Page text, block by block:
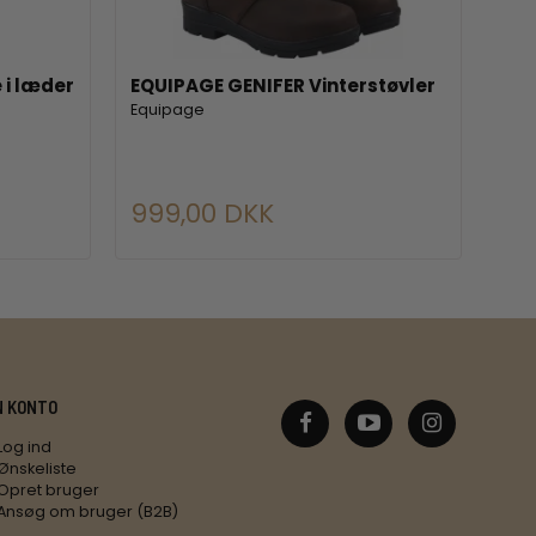
i læder EQUIPAGE GENIFER Vinterstøvler
Equipage
999,00 DKK
KONTO
ind
bruger
om bruger (B2B)